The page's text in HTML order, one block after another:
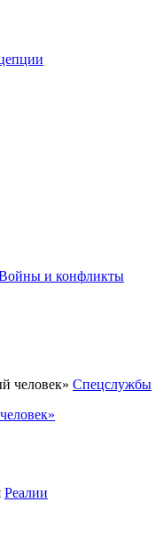
и конфликты
Спецслужбы
Реалии